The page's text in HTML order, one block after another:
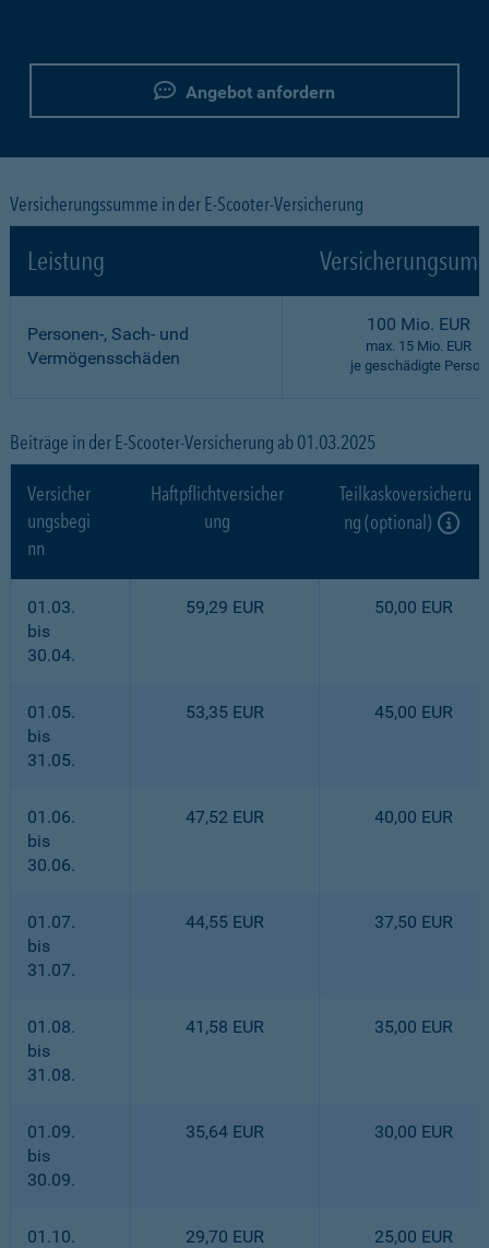
Angebot anfordern
Versicherungssumme in der E-Scooter-Versicherung
Leistung
Personen-, Sach- und
Vermögensschäden
100 Mio. EUR
max. 15 Mio. EUR
je geschädigte Person
Beiträge in der E-Scooter-Versicherung ab 01.03.2025
Versicher
ungsbegi
nn
Haftpflichtversicher
ung
Teilkaskoversicheru
ng (optional)
01.03.
bis
30.04.
59,29 EUR 50,00 EUR
01.05.
bis
31.05.
53,35 EUR 45,00 EUR
01.06.
bis
30.06.
47,52 EUR 40,00 EUR
01.07.
bis
31.07.
44,55 EUR 37,50 EUR
01.08.
bis
31.08.
41,58 EUR 35,00 EUR
01.09.
bis
30.09.
35,64 EUR 30,00 EUR
01.10. 29,70 EUR 25,00 EUR